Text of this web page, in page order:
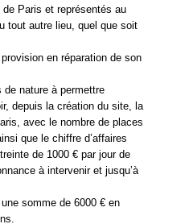
de Paris et représentés au
tout autre lieu, quel que soit
en réparation de son
de nature à permettre
depuis la création du site, la
avec le nombre de places
que le chiffre d’affaires
de 1000 € par jour de
à intervenir et jusqu’à
somme de 6000 € en